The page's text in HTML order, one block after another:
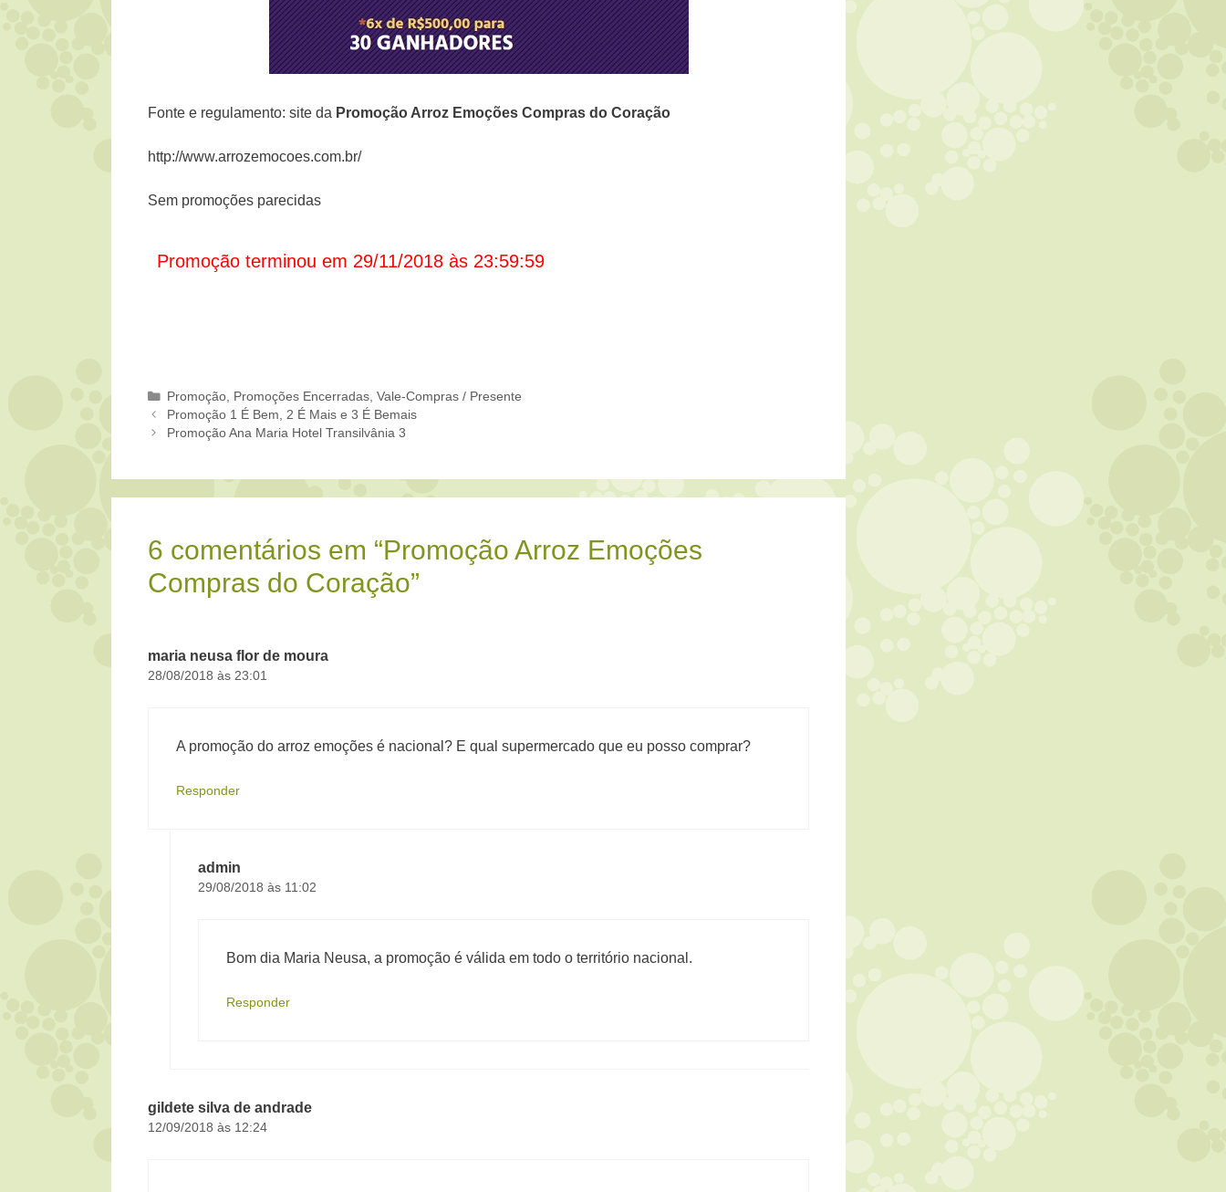
Fonte e regulamento: site da Promoção Arroz Emoções Compras do Coração
http://www.arrozemocoes.com.br/
Sem promoções parecidas
Promoção terminou em 29/11/2018 às 23:59:59
Categorias
Promoção Promoções Encerradas ,Vale-Compras / Presente
Promoção 1 É Bem, 2 É Mais e 3 É Bemais
Promoção Ana Maria Hotel Transilvânia 3
6 comentários em “Promoção Arroz Emoções
Compras do Coração”
maria neusa flor de moura
28/08/2018 às 23:01
A promoção do arroz emoções é nacional? E qual supermercado que eu posso comprar?
Responder
admin
29/08/2018 às 11:02
Bom dia Maria Neusa, a promoção é válida em todo o território nacional.
Responder
gildete silva de andrade
12/09/2018 às 12:24